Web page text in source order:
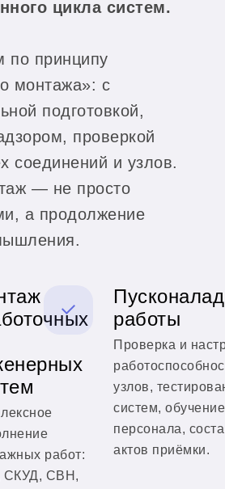
цикла систем.
по принципу
монтажа»: с
подготовкой,
проверкой
соединений и узлов.
— не просто
а продолжение
работ:
СКУД, СВН,
работы
Проверка и
узлов,
систем, обучение
персонала,
актов приёмки.